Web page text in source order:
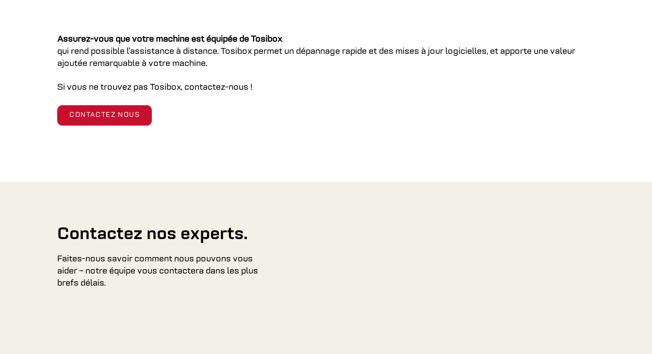
Assurez-vous que votre machine est équipée de Tosibox
qui rend possible l’assistance à distance. Tosibox permet un dépannage rapide et des mises à jour logicielles, et apporte une valeur
ajoutée remarquable à votre machine.
Si vous ne trouvez pas Tosibox, contactez-nous !
CONTACTEZ NOUS
Contactez nos experts.
Faites-nous savoir comment nous pouvons vous
aider – notre équipe vous contactera dans les plus
brefs délais.